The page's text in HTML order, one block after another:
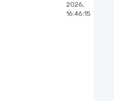
2026,
16:46:15